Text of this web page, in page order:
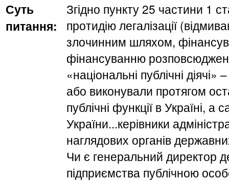
Суть
питання:
Згідно пункту 25 частини 1
протидію легалізації
злочинним шляхом,
фінансуванню
«національні публічні
або виконували протягом
публічні функції в Україні,
України...керівники
наглядових органів
Чи є генеральний директор
підприємства публічною